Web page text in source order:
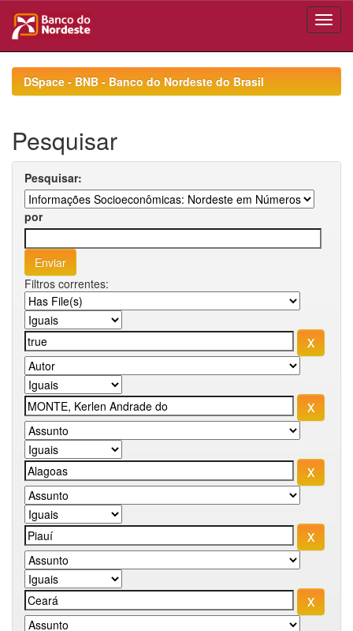
navigationDSpace - BNB - Banco do Nordeste do Brasil
Pesquisar
Pesquisar:
por
Filtros correntes: